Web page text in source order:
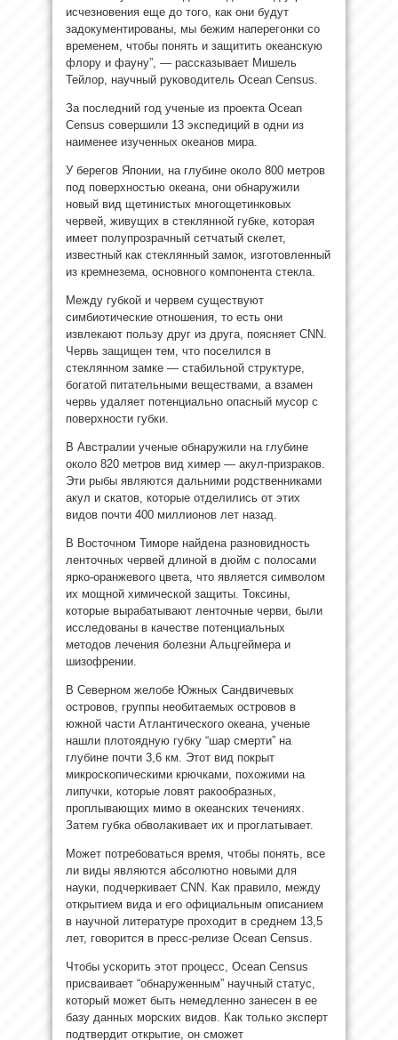
исчезновения еще до того, как они будут
задокументированы, мы бежим наперегонки со
временем, чтобы понять и защитить океанскую
флору и фауну”, — рассказывает Мишель
Тейлор, научный руководитель Ocean Census.
За последний год ученые из проекта Ocean
Census совершили 13 экспедиций в одни из
наименее изученных океанов мира.
У берегов Японии, на глубине около 800 метров
под поверхностью океана, они обнаружили
новый вид щетинистых многощетинковых
червей, живущих в стеклянной губке, которая
имеет полупрозрачный сетчатый скелет,
известный как стеклянный замок, изготовленный
из кремнезема, основного компонента стекла.
Между губкой и червем существуют
симбиотические отношения, то есть они
извлекают пользу друг из друга, поясняет CNN.
Червь защищен тем, что поселился в
стеклянном замке — стабильной структуре,
богатой питательными веществами, а взамен
червь удаляет потенциально опасный мусор с
поверхности губки.
В Австралии ученые обнаружили на глубине
около 820 метров вид химер — акул-призраков.
Эти рыбы являются дальними родственниками
акул и скатов, которые отделились от этих
видов почти 400 миллионов лет назад.
В Восточном Тиморе найдена разновидность
ленточных червей длиной в дюйм с полосами
ярко-оранжевого цвета, что является символом
их мощной химической защиты. Токсины,
которые вырабатывают ленточные черви, были
исследованы в качестве потенциальных
методов лечения болезни Альцгеймера и
шизофрении.
В Северном желобе Южных Сандвичевых
островов, группы необитаемых островов в
южной части Атлантического океана, ученые
нашли плотоядную губку “шар смерти” на
глубине почти 3,6 км. Этот вид покрыт
микроскопическими крючками, похожими на
липучки, которые ловят ракообразных,
проплывающих мимо в океанских течениях.
Затем губка обволакивает их и проглатывает.
Может потребоваться время, чтобы понять, все
ли виды являются абсолютно новыми для
науки, подчеркивает CNN. Как правило, между
открытием вида и его официальным описанием
в научной литературе проходит в среднем 13,5
лет, говорится в пресс-релизе Ocean Census.
Чтобы ускорить этот процесс, Ocean Census
присваивает “обнаруженным” научный статус,
который может быть немедленно занесен в ее
базу данных морских видов. Как только эксперт
подтвердит открытие, он сможет